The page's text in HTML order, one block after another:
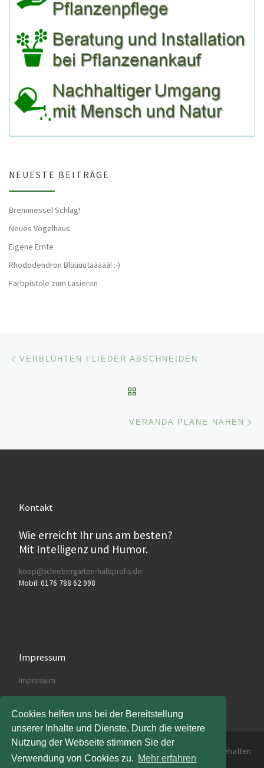
Cookies helfen uns bei der Bereitstellung
unserer Inhalte und Dienste. Durch die weitere
Nutzung der Webseite stimmen Sie der
Verwendung von Cookies zu. Mehr erfahren
NEUESTE BEITRÄGE
Brennnessel Schlag!
Neues Vögelhaus
Eigene Ernte
Rhododendron Blüüüütäääää! :-)
Farbpistole zum Lasieren
Beitragsnavigation
VERBLÜHTEN FLIEDER ABSCHNEIDEN
VERANDA PLANE NÄHEN
Kontakt
Wie erreicht Ihr uns am besten?
Mit Intelligenz und Humor.
koop@schrebergarten-halbprofis.de
Mobil: 0176 788 62 998
Impressum
Impressum
– Alle Rechte vorbehalten